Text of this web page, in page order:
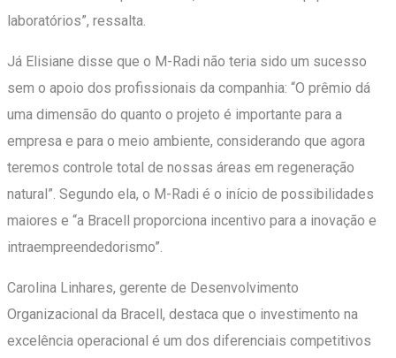
laboratórios”, ressalta.
Já Elisiane disse que o M-Radi não teria sido um sucesso
sem o apoio dos profissionais da companhia: “O prêmio dá
uma dimensão do quanto o projeto é importante para a
empresa e para o meio ambiente, considerando que agora
teremos controle total de nossas áreas em regeneração
natural”. Segundo ela, o M-Radi é o início de possibilidades
maiores e “a Bracell proporciona incentivo para a inovação e
intraempreendedorismo”.
Carolina Linhares, gerente de Desenvolvimento
Organizacional da Bracell, destaca que o investimento na
excelência operacional é um dos diferenciais competitivos